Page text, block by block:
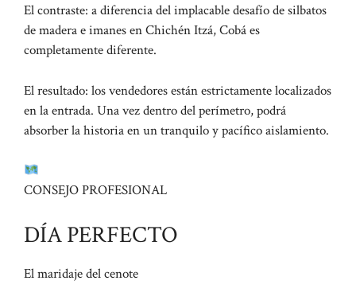
El contraste: a diferencia del implacable desafío de silbatos
de madera e imanes en Chichén Itzá, Cobá es
completamente diferente.
El resultado: los vendedores están estrictamente localizados
en la entrada. Una vez dentro del perímetro, podrá
absorber la historia en un tranquilo y pacífico aislamiento.
CONSEJO PROFESIONAL
DÍA PERFECTO
El maridaje del cenote